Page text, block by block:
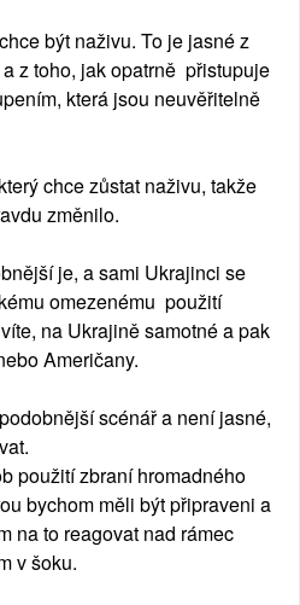
být naživu. To je jasné z
z toho, jak opatrně přistupuje
která jsou neuvěřitelně
chce zůstat naživu, takže
změnilo.
je, a sami Ukrajinci se
omezenému použití
na Ukrajině samotné a pak
Američany.
scénář a není jasné,
použití zbraní hromadného
bychom měli být připraveni a
na to reagovat nad rámec
v šoku.